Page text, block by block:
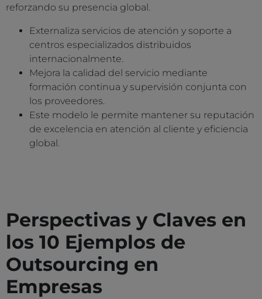
reforzando su presencia global.
Externaliza servicios de atención y soporte a
centros especializados distribuidos
internacionalmente.
Mejora la calidad del servicio mediante
formación continua y supervisión conjunta con
los proveedores.
Este modelo le permite mantener su reputación
de excelencia en atención al cliente y eficiencia
global.
Perspectivas y Claves en
los 10 Ejemplos de
Outsourcing en
Empresas